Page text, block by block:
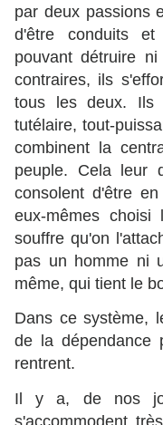
par deux passions
d'être conduits
pouvant détruire
contraires, ils
tous les deux. Ils
tutélaire, tout-
combinent la
peuple. Cela leur
consolent d'être
eux-mêmes choisi
souffre qu'on
pas un homme ni
même, qui tient le
Dans ce système,
de la dépendance
rentrent.
Il y a, de nos
s'accommodent